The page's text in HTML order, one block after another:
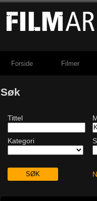
Forside Filmer
Søk
Tittel
Kategori